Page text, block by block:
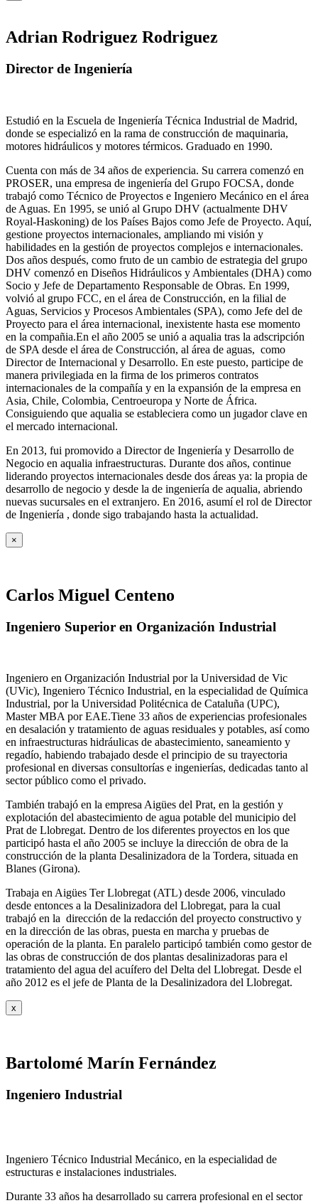
Adrian Rodriguez Rodriguez
Director de Ingeniería
Estudió en la Escuela de Ingeniería Técnica Industrial de Madrid,
donde se especializó en la rama de construcción de maquinaria,
motores hidráulicos y motores térmicos. Graduado en 1990.
Cuenta con más de 34 años de experiencia. Su carrera comenzó en
PROSER, una empresa de ingeniería del Grupo FOCSA, donde
trabajó como Técnico de Proyectos e Ingeniero Mecánico en el área
de Aguas. En 1995, se unió al Grupo DHV (actualmente DHV
Royal-Haskoning) de los Países Bajos como Jefe de Proyecto. Aquí,
gestione proyectos internacionales, ampliando mi visión y
habilidades en la gestión de proyectos complejos e internacionales.
Dos años después, como fruto de un cambio de estrategia del grupo
DHV comenzó en Diseños Hidráulicos y Ambientales (DHA) como
Socio y Jefe de Departamento Responsable de Obras. En 1999,
volvió al grupo FCC, en el área de Construcción, en la filial de
Aguas, Servicios y Procesos Ambientales (SPA), como Jefe del de
Proyecto para el área internacional, inexistente hasta ese momento
en la compañia.En el año 2005 se unió a aqualia tras la adscripción
de SPA desde el área de Construcción, al área de aguas, como
Director de Internacional y Desarrollo. En este puesto, participe de
manera privilegiada en la firma de los primeros contratos
internacionales de la compañía y en la expansión de la empresa en
Asia, Chile, Colombia, Centroeuropa y Norte de África.
Consiguiendo que aqualia se estableciera como un jugador clave en
el mercado internacional.
En 2013, fui promovido a Director de Ingeniería y Desarrollo de
Negocio en aqualia infraestructuras. Durante dos años, continue
liderando proyectos internacionales desde dos áreas ya: la propia de
desarrollo de negocio y desde la de ingeniería de aqualia, abriendo
nuevas sucursales en el extranjero. En 2016, asumí el rol de Director
de Ingeniería , donde sigo trabajando hasta la actualidad.
×
Carlos Miguel Centeno
Ingeniero Superior en Organización Industrial
Ingeniero en Organización Industrial por la Universidad de Vic
(UVic), Ingeniero Técnico Industrial, en la especialidad de Química
Industrial, por la Universidad Politécnica de Cataluña (UPC),
Master MBA por EAE.Tiene 33 años de experiencias profesionales
en desalación y tratamiento de aguas residuales y potables, así como
en infraestructuras hidráulicas de abastecimiento, saneamiento y
regadío, habiendo trabajado desde el principio de su trayectoria
profesional en diversas consultorías e ingenierías, dedicadas tanto al
sector público como el privado.
También trabajó en la empresa Aigües del Prat, en la gestión y
explotación del abastecimiento de agua potable del municipio del
Prat de Llobregat. Dentro de los diferentes proyectos en los que
participó hasta el año 2005 se incluye la dirección de obra de la
construcción de la planta Desalinizadora de la Tordera, situada en
Blanes (Girona).
Trabaja en Aigües Ter Llobregat (ATL) desde 2006, vinculado
desde entonces a la Desalinizadora del Llobregat, para la cual
trabajó en la dirección de la redacción del proyecto constructivo y
en la dirección de las obras, puesta en marcha y pruebas de
operación de la planta. En paralelo participó también como gestor de
las obras de construcción de dos plantas desalinizadoras para el
tratamiento del agua del acuífero del Delta del Llobregat. Desde el
año 2012 es el jefe de Planta de la Desalinizadora del Llobregat.
x
Bartolomé Marín Fernández
Ingeniero Industrial
Ingeniero Técnico Industrial Mecánico, en la especialidad de
estructuras e instalaciones industriales.
Durante 33 años ha desarrollado su carrera profesional en el sector